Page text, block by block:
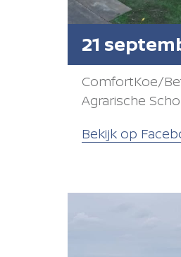
21
ComfortKoe/
Agrarische
Bekijk op